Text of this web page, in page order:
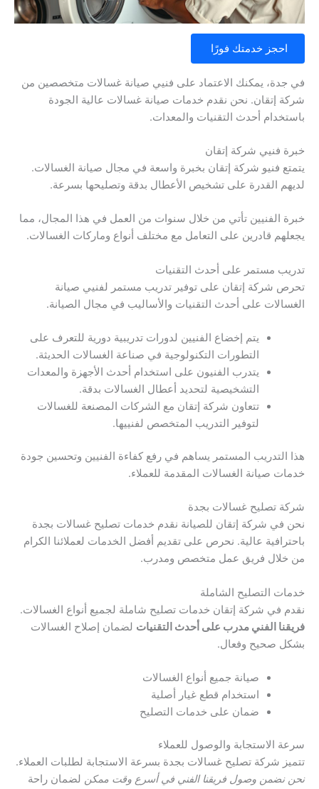
احجز خدمتك فورًا
في جدة، يمكنك الاعتماد على فنيي صيانة غسالات متخصصين من
شركة إتقان. نحن نقدم خدمات صيانة غسالات عالية الجودة
باستخدام أحدث التقنيات والمعدات.
خبرة فنيي شركة إتقان
يتمتع فنيو شركة إتقان بخبرة واسعة في مجال صيانة الغسالات.
لديهم القدرة على تشخيص الأعطال بدقة وتصليحها بسرعة.
خبرة الفنيين تأتي من خلال سنوات من العمل في هذا المجال، مما
يجعلهم قادرين على التعامل مع مختلف أنواع وماركات الغسالات.
تدريب مستمر على أحدث التقنيات
تحرص شركة إتقان على توفير تدريب مستمر لفنيي صيانة
الغسالات على أحدث التقنيات والأساليب في مجال الصيانة.
يتم إخضاع الفنيين لدورات تدريبية دورية للتعرف على
التطورات التكنولوجية في صناعة الغسالات الحديثة.
يتدرب الفنيون على استخدام أحدث الأجهزة والمعدات
التشخيصية لتحديد أعطال الغسالات بدقة.
تتعاون شركة إتقان مع الشركات المصنعة للغسالات
لتوفير التدريب المتخصص لفنييها.
هذا التدريب المستمر يساهم في رفع كفاءة الفنيين وتحسين جودة
خدمات صيانة الغسالات المقدمة للعملاء.
شركة تصليح غسالات بجدة
نحن في شركة إتقان للصيانة نقدم خدمات تصليح غسالات بجدة
باحترافية عالية. نحرص على تقديم أفضل الخدمات لعملائنا الكرام
من خلال فريق عمل متخصص ومدرب.
خدمات التصليح الشاملة
نقدم في شركة إتقان خدمات تصليح شاملة لجميع أنواع الغسالات.
فريقنا الفني مدرب على أحدث التقنيات لضمان إصلاح الغسالات
بشكل صحيح وفعال.
صيانة جميع أنواع الغسالات
استخدام قطع غيار أصلية
ضمان على خدمات التصليح
سرعة الاستجابة والوصول للعملاء
تتميز شركة تصليح غسالات بجدة بسرعة الاستجابة لطلبات العملاء.
نحن نضمن وصول فريقنا الفني في أسرع وقت ممكن لضمان راحة